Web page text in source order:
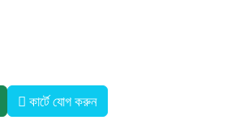
কার্টে যোগ করুন